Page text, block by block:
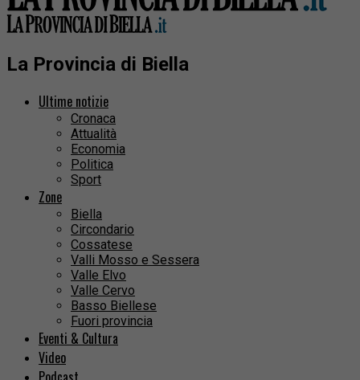
La Provincia di Biella
Ultime notizie
Cronaca
Attualità
Economia
Politica
Sport
Zone
Biella
Circondario
Cossatese
Valli Mosso e Sessera
Valle Elvo
Valle Cervo
Basso Biellese
Fuori provincia
Eventi & Cultura
Video